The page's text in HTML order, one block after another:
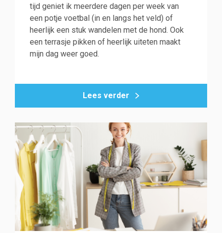
tijd geniet ik meerdere dagen per week van
een potje voetbal (in en langs het veld) of
heerlijk een stuk wandelen met de hond. Ook
een terrasje pikken of heerlijk uiteten maakt
mijn dag weer goed.
Lees verder